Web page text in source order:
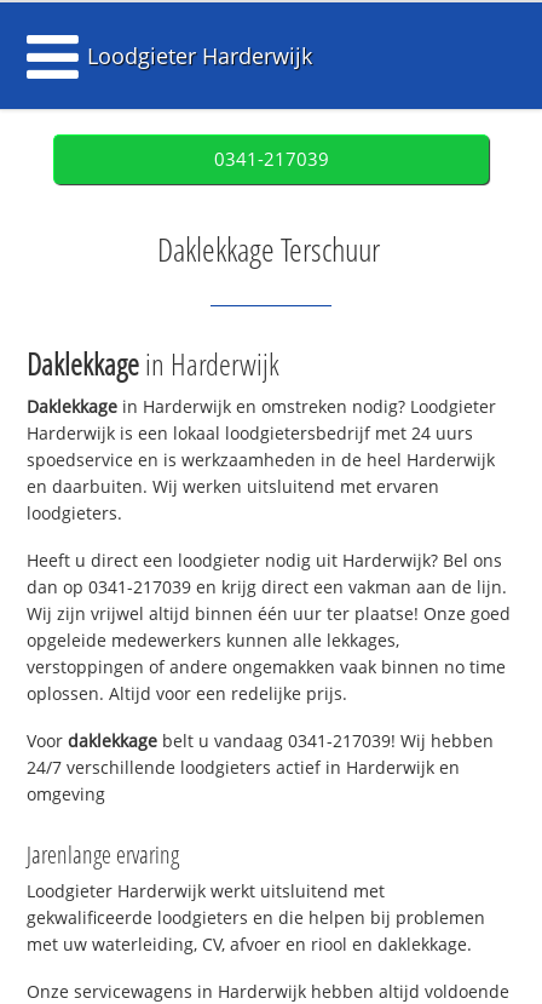
Loodgieter Harderwijk
0341-217039
Daklekkage Terschuur
Daklekkagein Harderwijk
Daklekkage in Harderwijk en omstreken nodig? Loodgieter
Harderwijk is een lokaal loodgietersbedrijf met 24 uurs
spoedservice en is werkzaamheden in de heel Harderwijk
en daarbuiten. Wij werken uitsluitend met ervaren
loodgieters.
Heeft u direct een loodgieter nodig uit Harderwijk? Bel ons
dan op 0341-217039 en krijg direct een vakman aan de lijn.
Wij zijn vrijwel altijd binnen één uur ter plaatse! Onze goed
opgeleide medewerkers kunnen alle lekkages,
verstoppingen of andere ongemakken vaak binnen no time
oplossen. Altijd voor een redelijke prijs.
Voordaklekkage belt u vandaag 0341-217039! Wij hebben
24/7 verschillende loodgieters actief in Harderwijk en
omgeving
Jarenlange ervaring
Loodgieter Harderwijk werkt uitsluitend met
gekwalificeerde loodgieters en die helpen bij problemen
met uw waterleiding, CV, afvoer en riool en daklekkage.
Onze servicewagens in Harderwijk hebben altijd voldoende